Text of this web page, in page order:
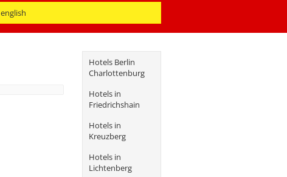
english
Hotels Berlin
Charlottenburg
Hotels in
Friedrichshain
Hotels in
Kreuzberg
Hotels in
Lichtenberg